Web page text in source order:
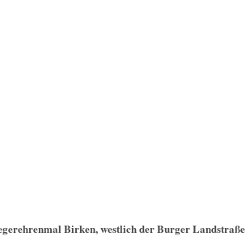
Birken, westlich der Burger Landstraße